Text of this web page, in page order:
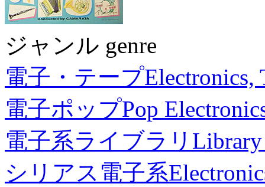
ジャンル genre
電子・テープElectronics,
電子ポップPop
電子系ライブラリ
シリアス電子系